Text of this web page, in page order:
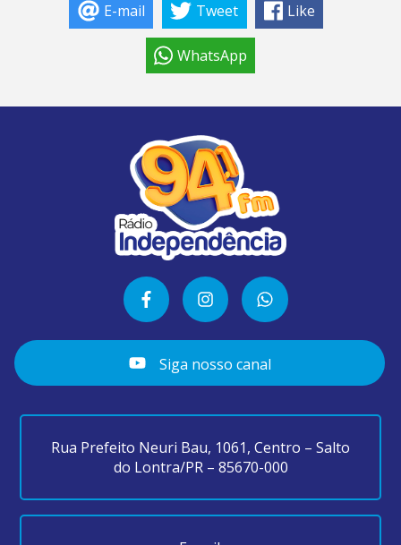
E-mail Tweet Like
WhatsApp
Siga nosso canal
Rua Prefeito Neuri Bau, 1061, Centro – Salto
do Lontra/PR – 85670-000